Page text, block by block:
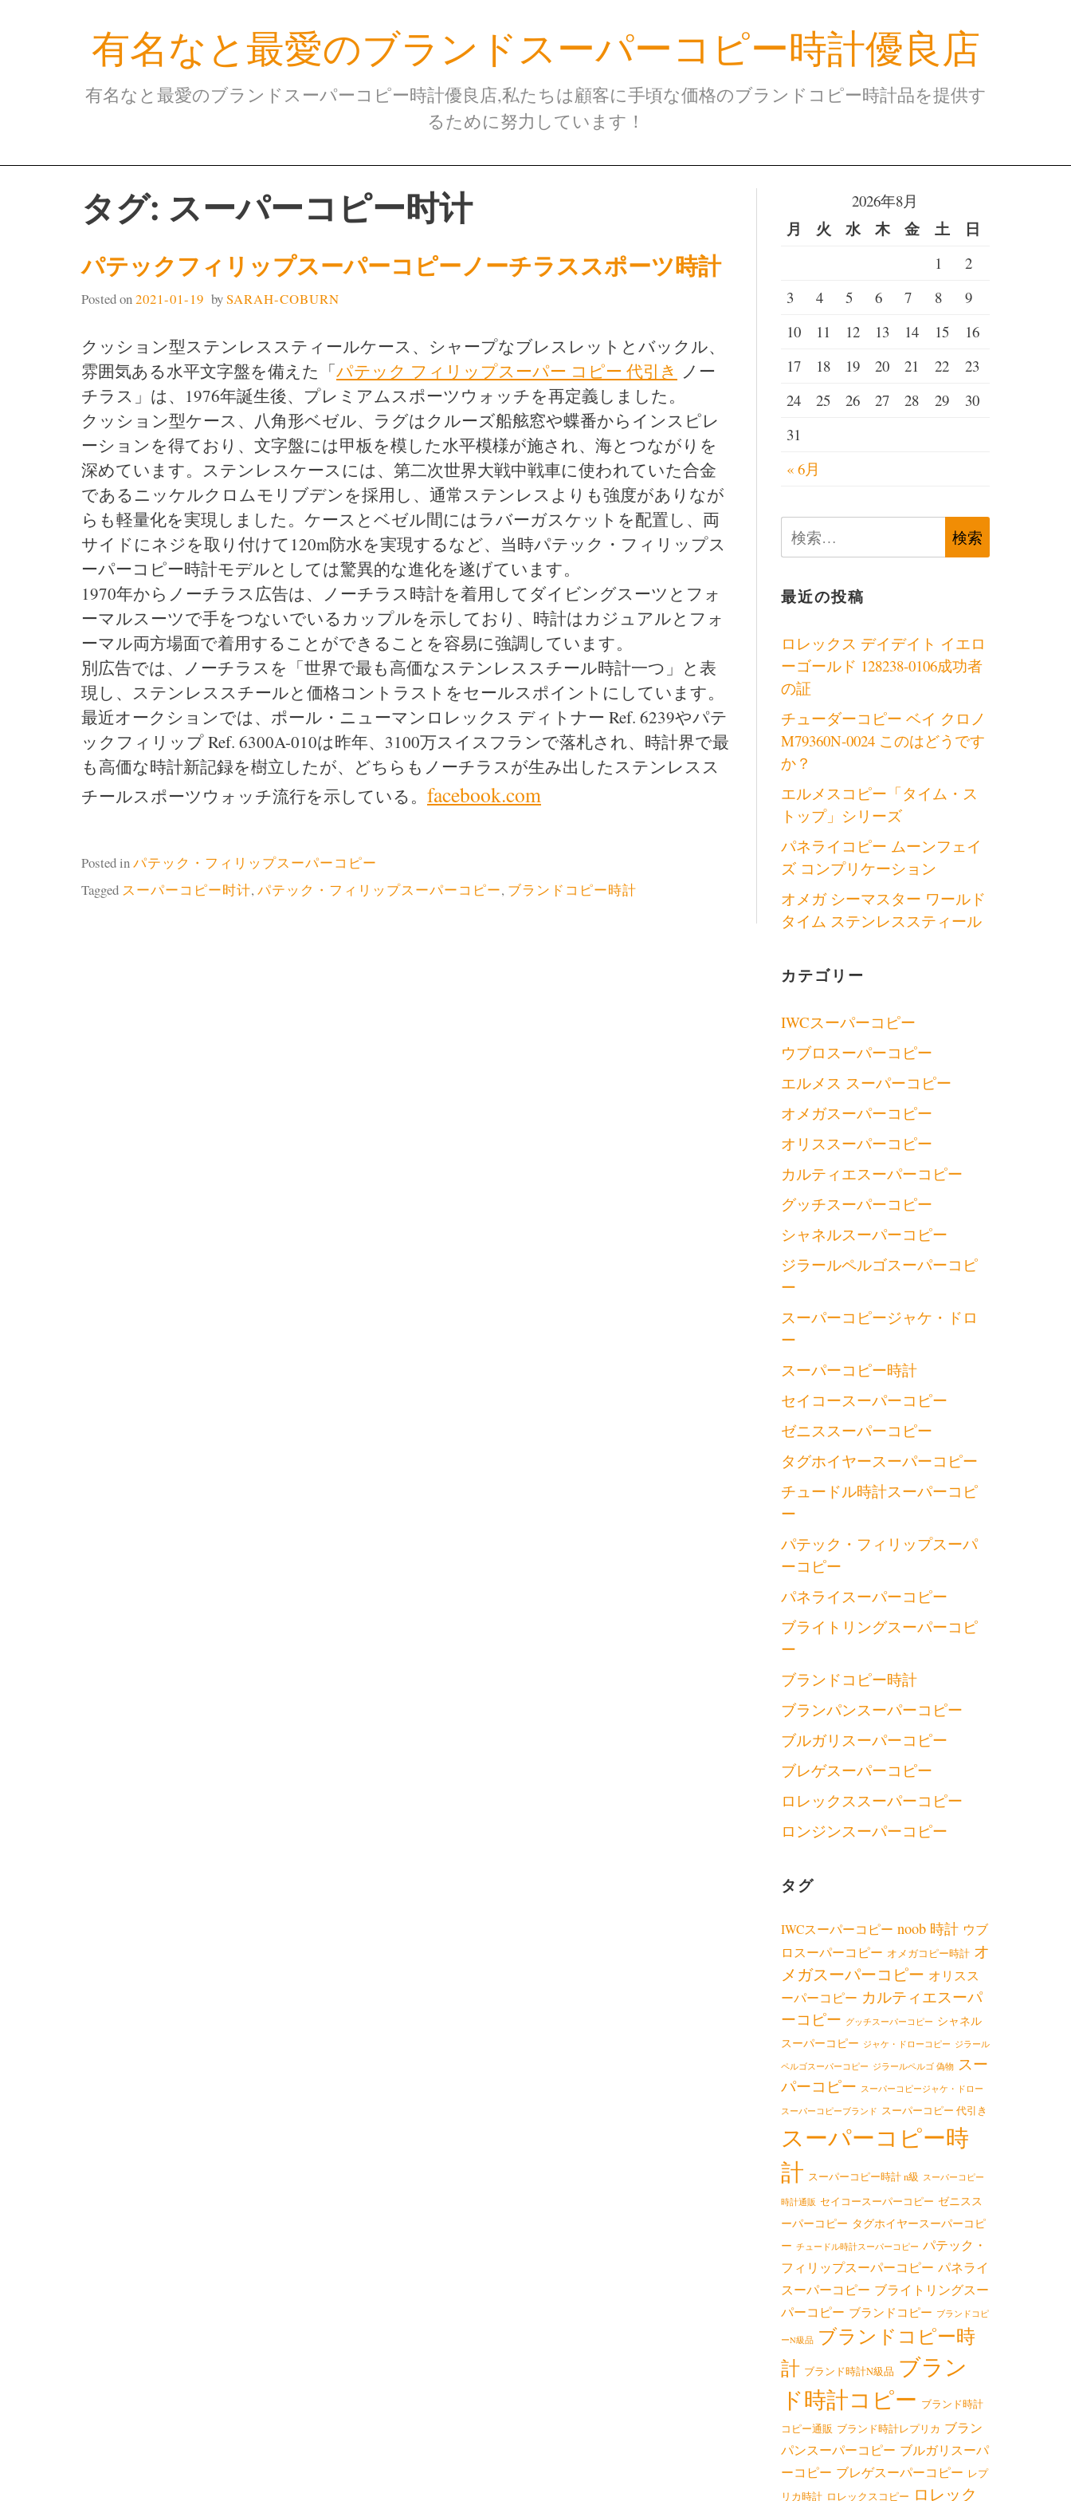
to
content
有名なと最愛のブランドスーパーコピー時計優良店
有名なと最愛のブランドスーパーコピー時計優良店,私たちは顧客に手頃な価格のブランドコピー時計品を提供す
るために努力しています！
タグ: スーパーコピー时计
パテックフィリップスーパーコピーノーチラススポーツ時計
Posted on2021-01-19 bySARAH-COBURN
クッション型ステンレススティールケース、シャープなブレスレットとバックル、
雰囲気ある水平文字盤を備えた「パテック フィリップスーパー コピー 代引き ノー
チラス」は、1976年誕生後、プレミアムスポーツウォッチを再定義しました。
クッション型ケース、八角形ベゼル、ラグはクルーズ船舷窓や蝶番からインスピレ
ーションを得ており、文字盤には甲板を模した水平模様が施され、海とつながりを
深めています。ステンレスケースには、第二次世界大戦中戦車に使われていた合金
であるニッケルクロムモリブデンを採用し、通常ステンレスよりも強度がありなが
らも軽量化を実現しました。ケースとベゼル間にはラバーガスケットを配置し、両
サイドにネジを取り付けて120m防水を実現するなど、当時パテック・フィリップス
ーパーコピー時計モデルとしては驚異的な進化を遂げています。
1970年からノーチラス広告は、ノーチラス時計を着用してダイビングスーツとフォ
ーマルスーツで手をつないでいるカップルを示しており、時計はカジュアルとフォ
ーマル両方場面で着用することができることを容易に強調しています。
別広告では、ノーチラスを「世界で最も高価なステンレススチール時計一つ」と表
現し、ステンレススチールと価格コントラストをセールスポイントにしています。
最近オークションでは、ポール・ニューマンロレックス ディトナー Ref. 6239やパテ
ックフィリップ Ref. 6300A-010は昨年、3100万スイスフランで落札され、時計界で最
も高価な時計新記録を樹立したが、どちらもノーチラスが生み出したステンレスス
チールスポーツウォッチ流行を示している。 facebook.com
Posted inパテック・フィリップスーパーコピー
Tagged スーパーコピー时计, パテック・フィリップスーパーコピー, ブランドコピー時計
2026年8月
月 火 水 木 金 土 日
« 6月
1
2
3
4 5 6 7 8
9
10
11 12 13 14 15
16
17
18 19 20 21 22
23
24
25 26 27 28 29
30
31
検
索:
最近の投稿
ロレックス デイデイト イエロ
ーゴールド 128238-0106成功者
の証
チューダーコピー ベイ クロノ
M79360N-0024 このはどうです
か？
エルメスコピー「タイム・ス
トップ」シリーズ
パネライコピー ムーンフェイ
ズ コンプリケーション
オメガ シーマスター ワールド
タイム ステンレススティール
カテゴリー
IWCスーパーコピー
ウブロスーパーコピー
エルメス スーパーコピー
オメガスーパーコピー
オリススーパーコピー
カルティエスーパーコピー
グッチスーパーコピー
シャネルスーパーコピー
ジラールペルゴスーパーコピ
ー
スーパーコピージャケ・ドロ
ー
スーパーコピー時計
セイコースーパーコピー
ゼニススーパーコピー
タグホイヤースーパーコピー
チュードル時計スーパーコピ
ー
パテック・フィリップスーパ
ーコピー
パネライスーパーコピー
ブライトリングスーパーコピ
ー
ブランドコピー時計
ブランパンスーパーコピー
ブルガリスーパーコピー
ブレゲスーパーコピー
ロレックススーパーコピー
ロンジンスーパーコピー
タグ
IWCスーパーコピー noob 時計 ウブ
ロスーパーコピー オメガコピー時計 オ
メガスーパーコピー オリスス
ーパーコピー カルティエスーパ
ーコピー グッチスーパーコピー シャネル
スーパーコピー ジャケ・ドローコピー ジラール
ペルゴスーパーコピー ジラールペルゴ 偽物 スー
パーコピー スーパーコピージャケ・ドロー
スーパーコピーブランド スーパーコピー 代引き
スーパーコピー時
計 スーパーコピー時計 n級 スーパーコピー
時計通販 セイコースーパーコピー ゼニスス
ーパーコピー タグホイヤースーパーコピ
ー チュードル時計スーパーコピー パテック・
フィリップスーパーコピー パネライ
スーパーコピー ブライトリングスー
パーコピー ブランドコピー ブランドコピ
ーN級品 ブランドコピー時
計 ブランド時計N級品 ブラン
ド時計コピー ブランド時計
コピー通販 ブランド時計レプリカ ブラン
パンスーパーコピー ブルガリスーパ
ーコピー ブレゲスーパーコピー レプ
リカ時計 ロレックスコピー ロレック